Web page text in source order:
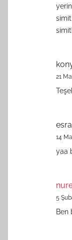
21
esra
14
yaa
5
Ben